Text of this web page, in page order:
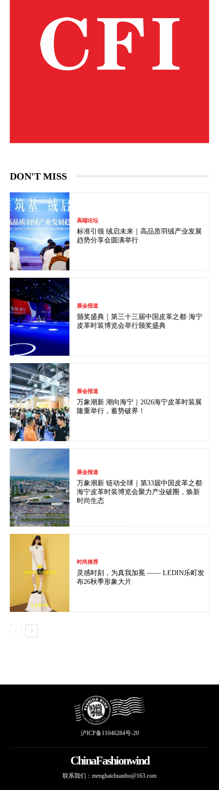
DON'T MISS
高端论坛
标准引领 绒启未来｜高品质羽绒产业发展
趋势分享会圆满举行
展会报道
颁奖盛典｜第三十三届中国皮革之都·海宁
皮革时装博览会举行颁奖盛典
展会报道
万象潮新 潮向海宁｜2026海宁皮革时装展
隆重举行，蓄势破界！
展会报道
万象潮新 链动全球｜第33届中国皮革之都·
海宁皮革时装博览会聚力产业破圈，焕新
时尚生态
时尚推荐
灵感时刻，为真我加冕 —— LEDIN乐町发
布26秋季形象大片
沪ICP备11046284号-20
ChinaFashionwind
联系我们： menghaichuanbo@163.com